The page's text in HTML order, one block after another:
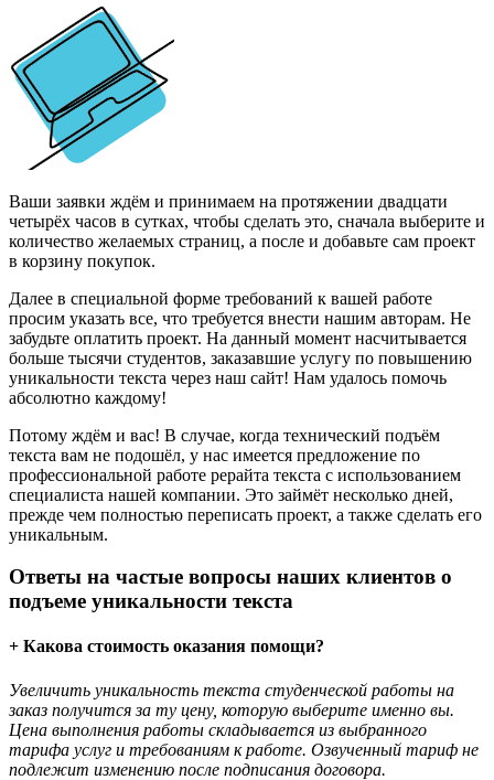
Ваши заявки ждём и принимаем на протяжении двадцати
четырёх часов в сутках, чтобы сделать это, сначала выберите и
количество желаемых страниц, а после и добавьте сам проект
в корзину покупок.
Далее в специальной форме требований к вашей работе
просим указать все, что требуется внести нашим авторам. Не
забудьте оплатить проект. На данный момент насчитывается
больше тысячи студентов, заказавшие услугу по повышению
уникальности текста через наш сайт! Нам удалось помочь
абсолютно каждому!
Потому ждём и вас! В случае, когда технический подъём
текста вам не подошёл, у нас имеется предложение по
профессиональной работе рерайта текста с использованием
специалиста нашей компании. Это займёт несколько дней,
прежде чем полностью переписать проект, а также сделать его
уникальным.
Ответы на частые вопросы наших клиентов о
подъеме уникальности текста
+ Какова стоимость оказания помощи?
Увеличить уникальность текста студенческой работы на
заказ получится за ту цену, которую выберите именно вы.
Цена выполнения работы складывается из выбранного
тарифа услуг и требованиям к работе. Озвученный тариф не
подлежит изменению после подписания договора.